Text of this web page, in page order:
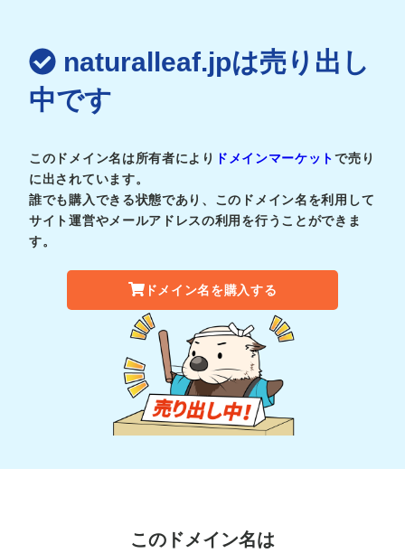
naturalleaf.jpは売り出し
中です
このドメイン名は所有者により ドメインマーケットで売り
に出されています。
誰でも購入できる状態であり、このドメイン名を利用して
サイト運営やメールアドレスの利用を行うことができま
す。
ドメイン名を購入する
このドメイン名は